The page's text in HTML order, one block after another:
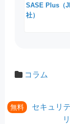
SASE Plus（
社）
コラム
無料
セキュリ